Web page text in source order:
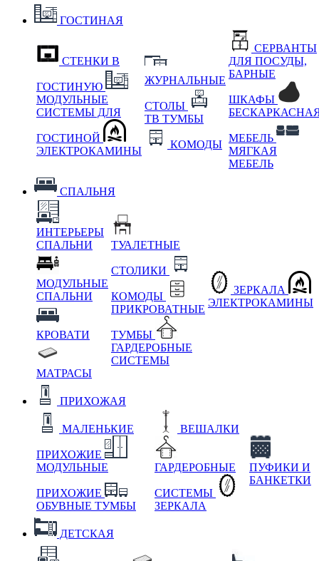
ГОСТИНАЯ
СТЕНКИ В
ГОСТИНУЮ
МОДУЛЬНЫЕ
СИСТЕМЫ ДЛЯ
ГОСТИНОЙ
ЭЛЕКТРОКАМИНЫ
ЖУРНАЛЬНЫЕ
СТОЛЫ
ТВ ТУМБЫ
КОМОДЫ
СЕРВАНТЫ
ДЛЯ ПОСУДЫ,
БАРНЫЕ
ШКАФЫ
МЕБЕЛЬ
МЯГКАЯ
МЕБЕЛЬ
СПАЛЬНЯ
ИНТЕРЬЕРЫ
СПАЛЬНИ
МОДУЛЬНЫЕ
СПАЛЬНИ
КРОВАТИ
МАТРАСЫ
ТУАЛЕТНЫЕ
СТОЛИКИ
КОМОДЫ
ПРИКРОВАТНЫЕ
ТУМБЫ
ГАРДЕРОБНЫЕ
СИСТЕМЫ
ЗЕРКАЛА
ЭЛЕКТРОКАМИНЫ
ПРИХОЖАЯ
МАЛЕНЬКИЕ
ПРИХОЖИЕ
МОДУЛЬНЫЕ
ПРИХОЖИЕ
ОБУВНЫЕ ТУМБЫ
ВЕШАЛКИ
ГАРДЕРОБНЫЕ
СИСТЕМЫ
ЗЕРКАЛА
ПУФИКИ И
БАНКЕТКИ
ДЕТСКАЯ